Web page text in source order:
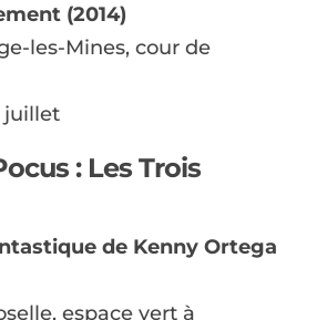
(2014)
les-Mines, cour de
juillet
: Les Trois
de Kenny Ortega
espace vert à